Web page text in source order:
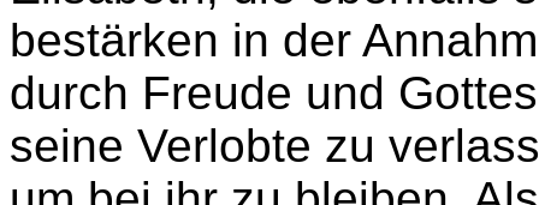
bestärken in der
durch Freude und
seine Verlobte zu